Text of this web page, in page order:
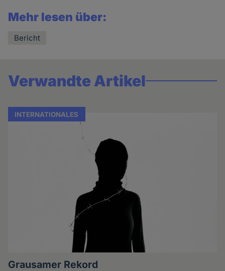
Mehr lesen über:
Bericht
Verwandte Artikel
INTERNATIONALES
Grausamer Rekord